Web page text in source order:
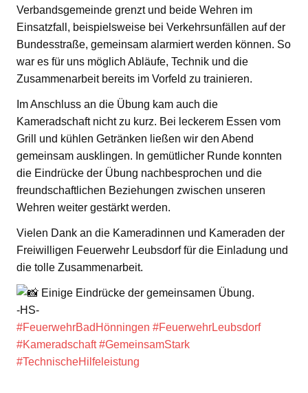
Verbandsgemeinde grenzt und beide Wehren im
Einsatzfall, beispielsweise bei Verkehrsunfällen auf der
Bundesstraße, gemeinsam alarmiert werden können. So
war es für uns möglich Abläufe, Technik und die
Zusammenarbeit bereits im Vorfeld zu trainieren.
Im Anschluss an die Übung kam auch die
Kameradschaft nicht zu kurz. Bei leckerem Essen vom
Grill und kühlen Getränken ließen wir den Abend
gemeinsam ausklingen. In gemütlicher Runde konnten
die Eindrücke der Übung nachbesprochen und die
freundschaftlichen Beziehungen zwischen unseren
Wehren weiter gestärkt werden.
Vielen Dank an die Kameradinnen und Kameraden der
Freiwilligen Feuerwehr Leubsdorf für die Einladung und
die tolle Zusammenarbeit.
Einige Eindrücke der gemeinsamen Übung.
-HS-
#FeuerwehrBadHönningen #FeuerwehrLeubsdorf
#Kameradschaft #GemeinsamStark
#TechnischeHilfeleistung